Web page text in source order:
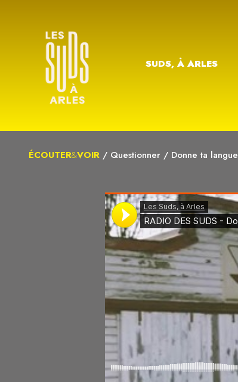
SUDS, À ARLES
ÉCOUTER&VOIR / Questionner / Donne ta